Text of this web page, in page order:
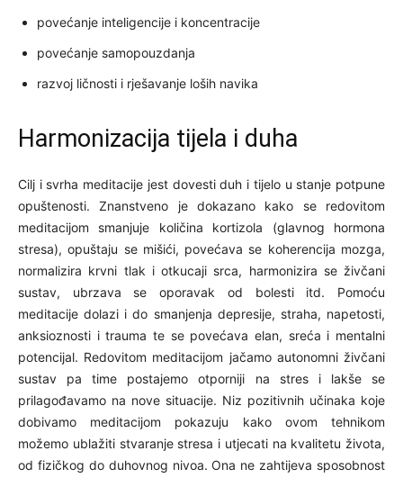
povećanje inteligencije i koncentracije
povećanje samopouzdanja
razvoj ličnosti i rješavanje loših navika
Harmonizacija tijela i duha
Cilj i svrha meditacije jest dovesti duh i tijelo u stanje potpune
opuštenosti. Znanstveno je dokazano kako se redovitom
meditacijom smanjuje količina kortizola (glavnog hormona
stresa), opuštaju se mišići, povećava se koherencija mozga,
normalizira krvni tlak i otkucaji srca, harmonizira se živčani
sustav, ubrzava se oporavak od bolesti itd. Pomoću
meditacije dolazi i do smanjenja depresije, straha, napetosti,
anksioznosti i trauma te se povećava elan, sreća i mentalni
potencijal. Redovitom meditacijom jačamo autonomni živčani
sustav pa time postajemo otporniji na stres i lakše se
prilagođavamo na nove situacije. Niz pozitivnih učinaka koje
dobivamo meditacijom pokazuju kako ovom tehnikom
možemo ublažiti stvaranje stresa i utjecati na kvalitetu života,
od fizičkog do duhovnog nivoa. Ona ne zahtijeva sposobnost